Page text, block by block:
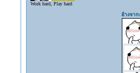
Work hard, Play hard
อ้างจาก